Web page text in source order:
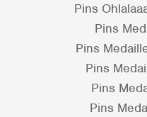
Pins
Pins
Pins
Pins
Pins
Pins